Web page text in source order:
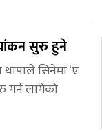
सुरु हुने
सिनेमा ‘ए
गर्न लागेको